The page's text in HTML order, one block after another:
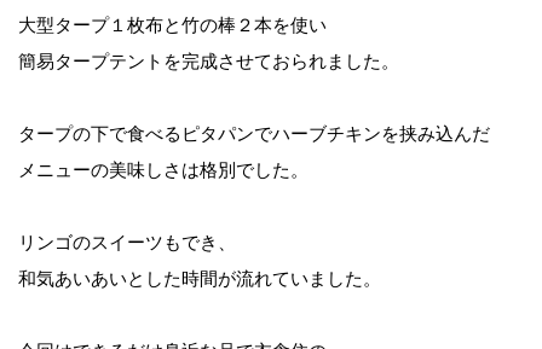
大型タープ１枚布と竹の棒２本を使い
簡易タープテントを完成させておられました。
タープの下で食べるピタパンでハーブチキンを挟み込んだ
メニューの美味しさは格別でした。
リンゴのスイーツもでき、
和気あいあいとした時間が流れていました。